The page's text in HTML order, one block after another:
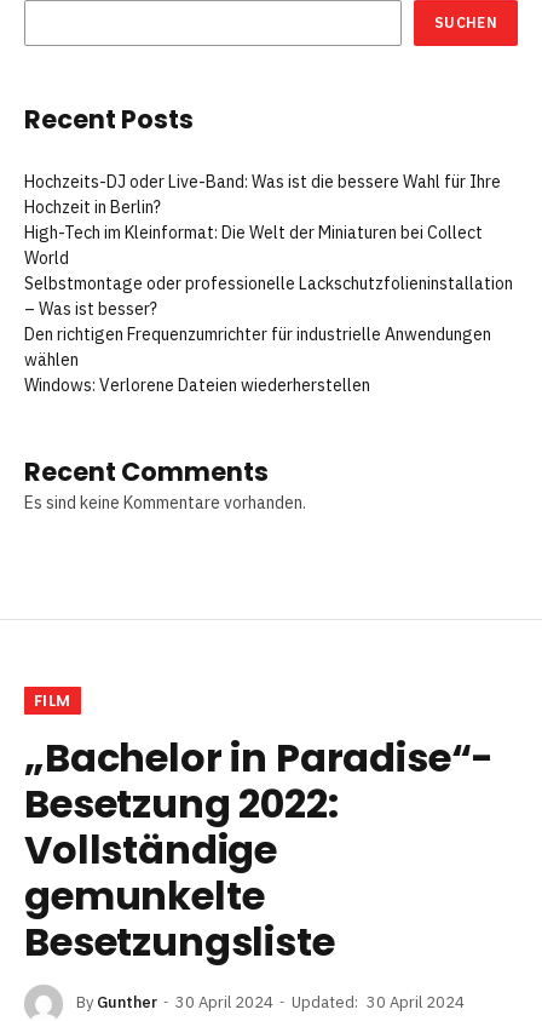
SUCHEN
Recent Posts
Hochzeits-DJ oder Live-Band: Was ist die bessere Wahl für Ihre
Hochzeit in Berlin?
High-Tech im Kleinformat: Die Welt der Miniaturen bei Collect
World
Selbstmontage oder professionelle Lackschutzfolieninstallation
– Was ist besser?
Den richtigen Frequenzumrichter für industrielle Anwendungen
wählen
Windows: Verlorene Dateien wiederherstellen
Recent Comments
Es sind keine Kommentare vorhanden.
FILM
„Bachelor in Paradise“-
Besetzung 2022:
Vollständige
gemunkelte
Besetzungsliste
By Gunther 30 April 2024 Updated: 30 April 2024